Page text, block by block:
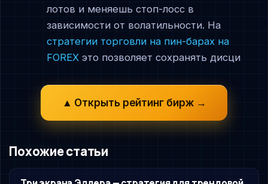
лотов и меняешь стоп-лосс в
зависимости от волатильности. На
стратегии торговли на пин-барах на
FOREXэто позволяет сохранять дисци
▲ Открыть рейтинг бирж →
Похожие статьи